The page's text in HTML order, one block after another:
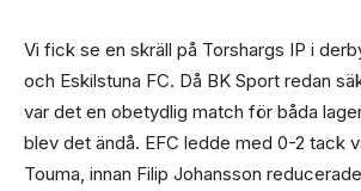
Vi fick se en skräll på Torshargs IP i
och Eskilstuna FC. Då BK Sport redan
var det en obetydlig match för båda
blev det ändå. EFC ledde med 0-2 tack
Touma, innan Filip Johansson